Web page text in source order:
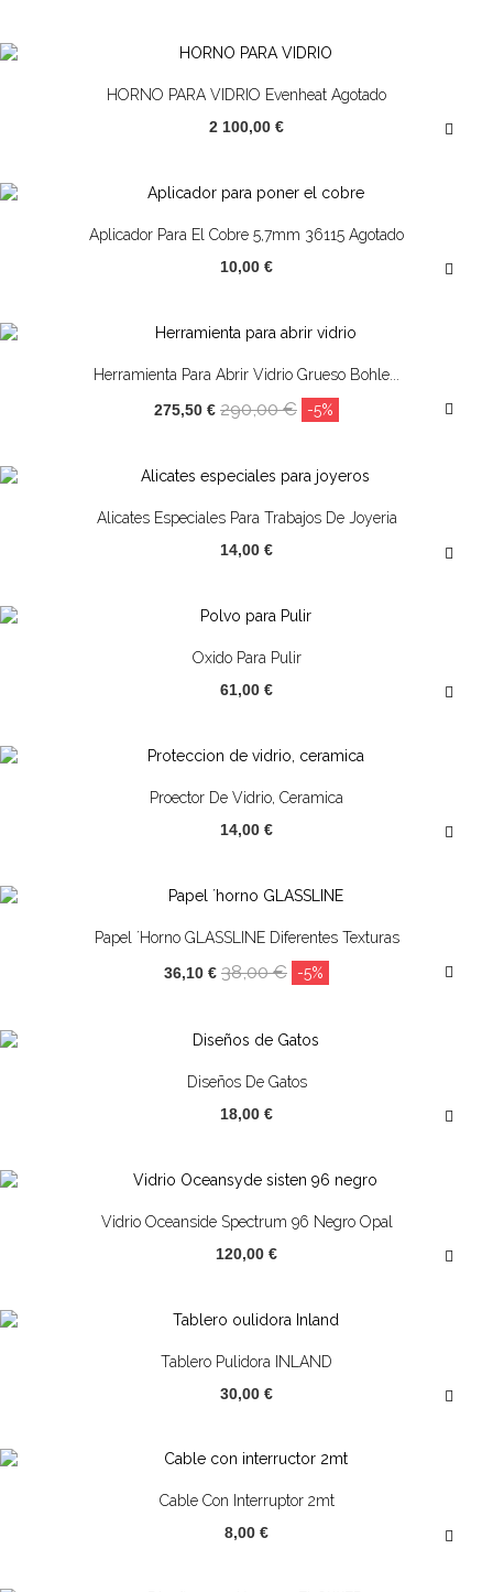
HORNO PARA VIDRIO Evenheat Agotado
2 100,00 €
Aplicador Para El Cobre 5,7mm 36115 Agotado
10,00 €
Herramienta Para Abrir Vidrio Grueso Bohle...
275,50 € 290,00 € -5%
Alicates Especiales Para Trabajos De Joyeria
14,00 €
Oxido Para Pulir
61,00 €
Proector De Vidrio, Ceramica
14,00 €
Papel ´horno GLASSLINE Diferentes Texturas
36,10 € 38,00 € -5%
Diseños De Gatos
18,00 €
Vidrio Oceanside Spectrum 96 Negro Opal
120,00 €
Tablero Pulidora INLAND
30,00 €
Cable Con Interruptor 2mt
8,00 €